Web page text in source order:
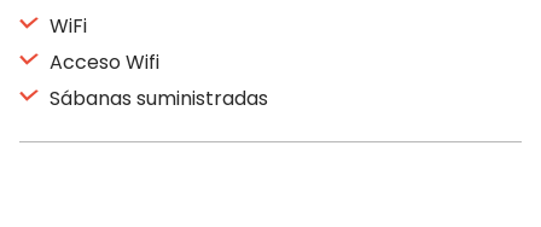
WiFi
Acceso Wifi
Sábanas suministradas